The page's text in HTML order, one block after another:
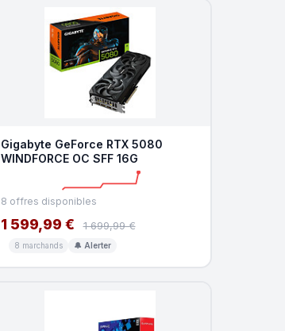
Gigabyte GeForce RTX 5080
WINDFORCE OC SFF 16G
8 offres disponibles
1 599,99 € 1 699,99 €
8 marchands 🔔 Alerter